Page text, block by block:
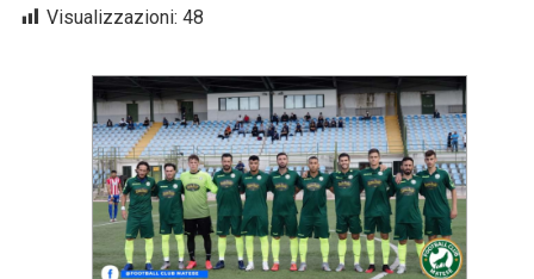
Visualizzazioni: 48